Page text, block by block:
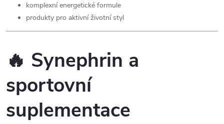
komplexní energetické formule
produkty pro aktivní životní styl
🔥 Synephrin a
sportovní
suplementace